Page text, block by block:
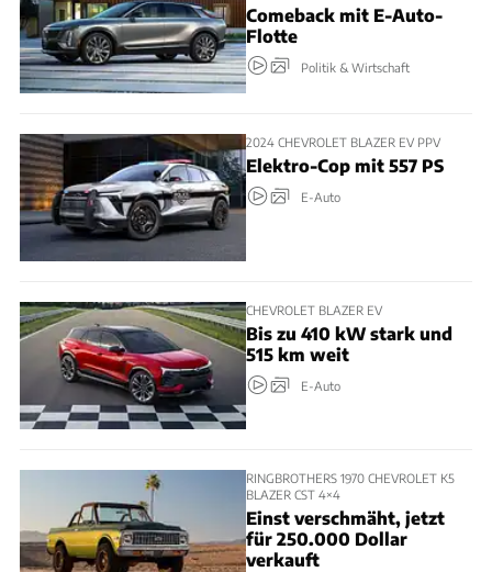
Comeback mit E-Auto-
Flotte
Politik & Wirtschaft
2024 CHEVROLET BLAZER EV PPV
Elektro-Cop mit 557 PS
E-Auto
CHEVROLET BLAZER EV
Bis zu 410 kW stark und
515 km weit
E-Auto
RINGBROTHERS 1970 CHEVROLET K5
BLAZER CST 4×4
Einst verschmäht, jetzt
für 250.000 Dollar
verkauft